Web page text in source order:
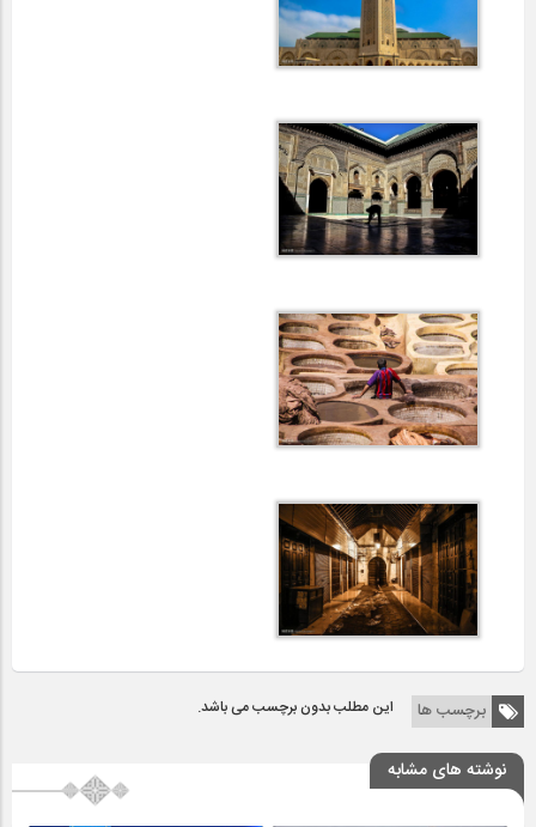
برچسب ها این مطلب بدون برچسب می باشد.
نوشته های مشابه